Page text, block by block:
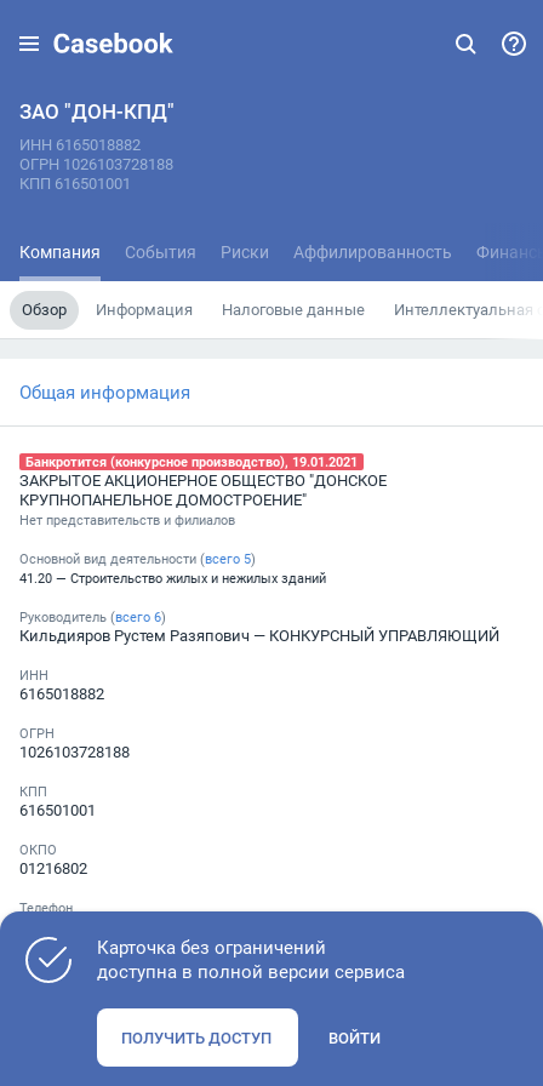
ЗАО "ДОН-КПД"
ИНН 6165018882
ОГРН 1026103728188
КПП 616501001
Компания События Риски Аффилированность
Обзор Информация Налоговые данные Интеллектуальная
Общая информация
Банкротится (конкурсное производство), 19.01.2021
ЗАКРЫТОЕ АКЦИОНЕРНОЕ ОБЩЕСТВО "ДОНСКОЕ
КРУПНОПАНЕЛЬНОЕ ДОМОСТРОЕНИЕ"
Нет представительств и филиалов
Основной вид деятельности (всего 5)
41.20 — Строительство жилых и нежилых зданий
Руководитель (всего 6)
Кильдияров Рустем Разяпович — КОНКУРСНЫЙ УПРАВЛЯЮЩИЙ
ИНН
6165018882
ОГРН
1026103728188
КПП
616501001
ОКПО
01216802
Телефон
Как оценить состояние компании
Карточка без ограничений
доступна в полной версии сервиса
ПОЛУЧИТЬ ДОСТУП ВОЙТИ